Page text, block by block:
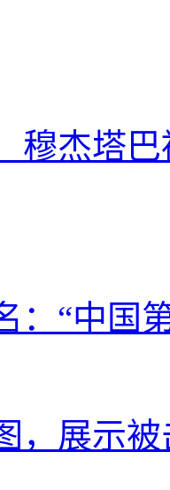
穆杰塔
：“中国
，展示